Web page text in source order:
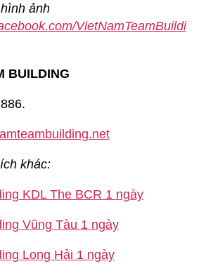
ảnh
VietNamTeamBuildi
BUILDING
khác:
KDL The BCR 1 ngày
Vũng Tàu 1 ngày
Long Hải 1 ngày